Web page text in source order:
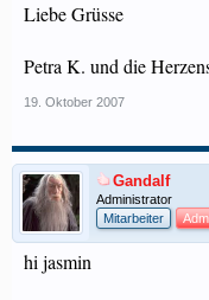
Liebe Grüsse
Petra K. und die
19. Oktober 2007
Gandalf
Administrator
Mitarbeiter
hi jasmin